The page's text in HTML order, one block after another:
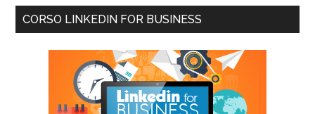
CORSO LINKEDIN FOR BUSINESS